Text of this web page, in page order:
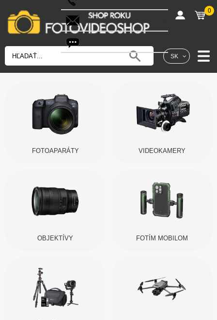
SK
shop@fotovideoshop.sk
0
FOTOAPARÁTY VIDEOKAMERY
OBJEKTÍVY FOTÍM MOBILOM